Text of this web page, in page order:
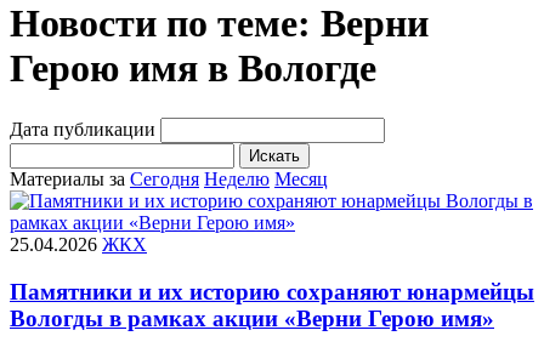
Новости по теме: Верни
Герою имя в Вологде
Дата публикации
Искать
Материалы за Сегодня Неделю Месяц
25.04.2026 ЖКХ
Памятники и их историю сохраняют юнармейцы
Вологды в рамках акции «Верни Герою имя»